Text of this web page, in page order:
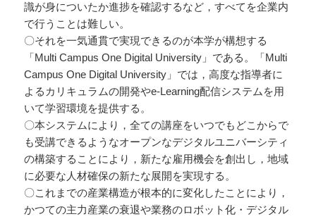
識が身についたか進捗を確認するなど，すべてを企業内
で行うことは難しい。
〇それを一気通貫で実現できるのが本学が構想する
「Multi Campus One Digital University」である。「Multi
Campus One Digital University」では，高度な指導者に
よるカリキュラムの開発やe-Learning配信システムを用
いて学習環境を提供する。
〇本システムにより，全ての講座をいつでもどこからで
も受講できるようなオープンなデジタルユニバーシティ
の構築することにより，新たな雇用機会を創出し，地域
に必要な人材確保の新たな展開を実現する。
〇これまでの産業構造が根本的に変化したことにより，
かつての主力産業の衰退や業務のロボット化・デジタル